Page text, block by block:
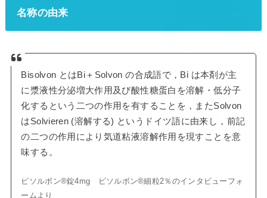
名称の由来
Bisolvon とはBi＋Solvon の合成語で，Bi は本剤が主
に漿液性分泌増大作用及び酸性糖蛋白を溶解・低分子
化するという二つの作用を有することを，またSolvon
はSolvieren (溶解する) というドイツ語に由来し，前記
の二つの作用により気道粘液溶解作用を現すことを意
味する。
ビソルボン®錠4mg ビソルボン®細粒2％のインタビューフォ
ームより